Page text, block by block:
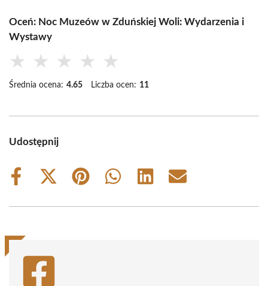
Oceń: Noc Muzeów w Zduńskiej Woli: Wydarzenia i
Wystawy
★ ★ ★ ★ ★
Średnia ocena: 4.65 Liczba ocen: 11
Udostępnij
Share
Share
(Twitter)
Share
Share
Share
Share